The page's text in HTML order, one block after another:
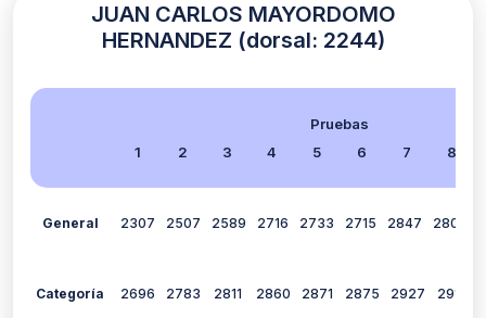
JUAN CARLOS MAYORDOMO
HERNANDEZ (dorsal: 2244)
Pruebas
1
2 3 4 5 6 7 8
General 2307 2507 2589 2716 2733 2715 2847 2804
Categoría 2696 2783 2811 2860 2871 2875 2927 2917